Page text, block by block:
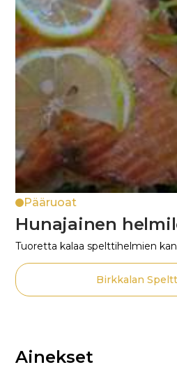
Pääruoat
Hunajainen
Tuoretta kalaa spelttihelmien
Birkkalan
Ainekset